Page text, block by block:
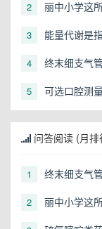
2 丽中小学这
3 能量代谢是
4 终末细支气
5 可选口腔测
问答阅读 (月排
1 终末细支气
2 丽中小学这